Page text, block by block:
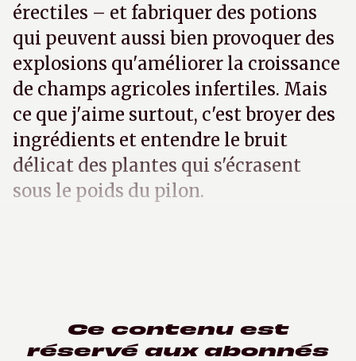
érectiles – et fabriquer des potions
qui peuvent aussi bien provoquer des
explosions qu'améliorer la croissance
de champs agricoles infertiles. Mais
ce que j'aime surtout, c'est broyer des
ingrédients et entendre le bruit
délicat des plantes qui s'écrasent
sous le poids du pilon.
Ce contenu est
réservé aux abonnés